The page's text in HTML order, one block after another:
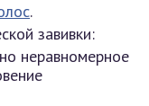
.
завивки:
неравномерное